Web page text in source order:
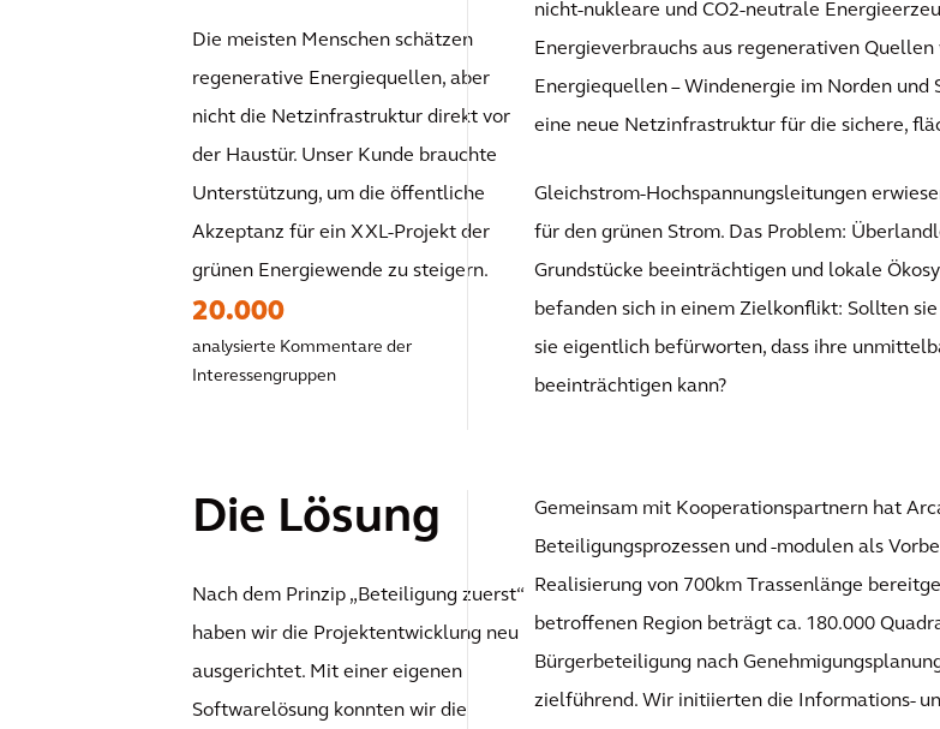
Die meisten Menschen schätzen
regenerative Energiequellen, aber
nicht die Netzinfrastruktur direkt vor
der Haustür. Unser Kunde brauchte
Unterstützung, um die öffentliche
Akzeptanz für ein XXL-Projekt der
grünen Energiewende zu steigern.
20.000
analysierte Kommentare der
Interessengruppen
nicht-nukleare und CO2-neutrale
Energieverbrauchs aus regenerativen
Energiequellen – Windenergie im Norden und
eine neue Netzinfrastruktur für die sichere,
Gleichstrom-Hochspannungsleitungen
für den grünen Strom. Das Problem:
Grundstücke beeinträchtigen und lokale
befanden sich in einem Zielkonflikt: Sollten
sie eigentlich befürworten, dass ihre
beeinträchtigen kann?
Die Lösung
Nach dem Prinzip „Beteiligung zuerst“
haben wir die Projektentwicklung neu
ausgerichtet. Mit einer eigenen
Softwarelösung konnten wir die
Gemeinsam mit Kooperationspartnern hat
Beteiligungsprozessen und -modulen als
Realisierung von 700km Trassenlänge
betroffenen Region beträgt ca. 180.000
Bürgerbeteiligung nach
zielführend. Wir initiierten die Informations-